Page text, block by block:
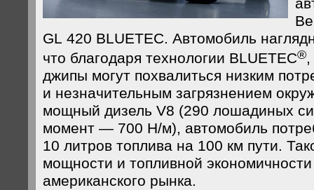
GL 420 BLUETEC. Автомобиль
что благодаря технологии BLUETEC®
джипы могут похвалиться низким
и незначительным загрязнением
мощный дизель V8 (290 лошадиных
момент — 700 Н/м), автомобиль
10 литров топлива на 100 км пути.
мощности и топливной
американского рынка.